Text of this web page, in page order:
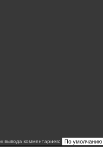
вывода комментариев: